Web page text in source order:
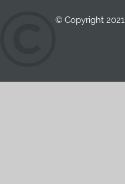
© Copyright 2021